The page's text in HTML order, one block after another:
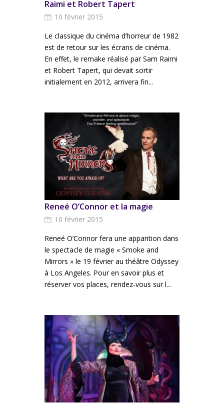
Raimi et Robert Tapert
10 février 2015
Le classique du cinéma d’horreur de 1982
est de retour sur les écrans de cinéma.
En effet, le remake réalisé par Sam Raimi
et Robert Tapert, qui devait sortir
initialement en 2012, arrivera fin...
Reneé O’Connor et la magie
10 février 2015
Reneé O’Connor fera une apparition dans
le spectacle de magie « Smoke and
Mirrors » le 19 février au théâtre Odyssey
à Los Angeles. Pour en savoir plus et
réserver vos places, rendez-vous sur l...